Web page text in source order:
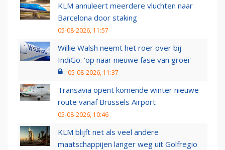
KLM annuleert meerdere vluchten naar
Barcelona door staking
05-08-2026, 11:57
Willie Walsh neemt het roer over bij
IndiGo: 'op naar nieuwe fase van groei'
05-08-2026, 11:37
Transavia opent komende winter nieuwe
route vanaf Brussels Airport
05-08-2026, 10:46
KLM blijft net als veel andere
maatschappijen langer weg uit Golfregio